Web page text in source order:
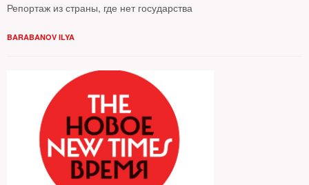
Репортаж из страны, где нет государства
BARABANOV ILYA